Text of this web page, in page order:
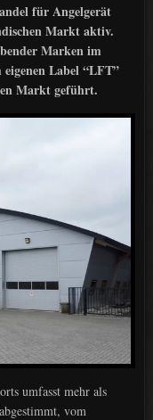
für Angelgerät
Markt aktiv.
Marken im
Label “LFT”
Markt geführt.
umfasst mehr als
vom